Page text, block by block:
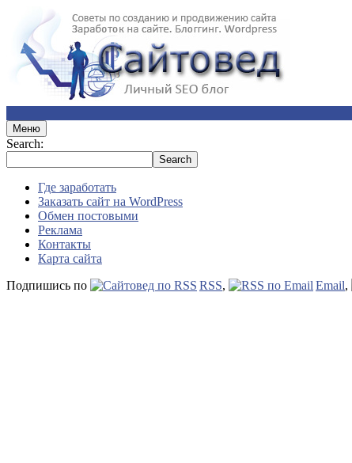
Меню
Search:
Где заработать
Заказать сайт на WordPress
Обмен постовыми
Реклама
Контакты
Карта сайта
Подпишись по
RSS, Email,